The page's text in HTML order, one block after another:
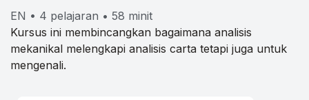
EN • 4 pelajaran • 58 minit
Kursus ini membincangkan bagaimana analisis
mekanikal melengkapi analisis carta tetapi juga untuk
mengenali.